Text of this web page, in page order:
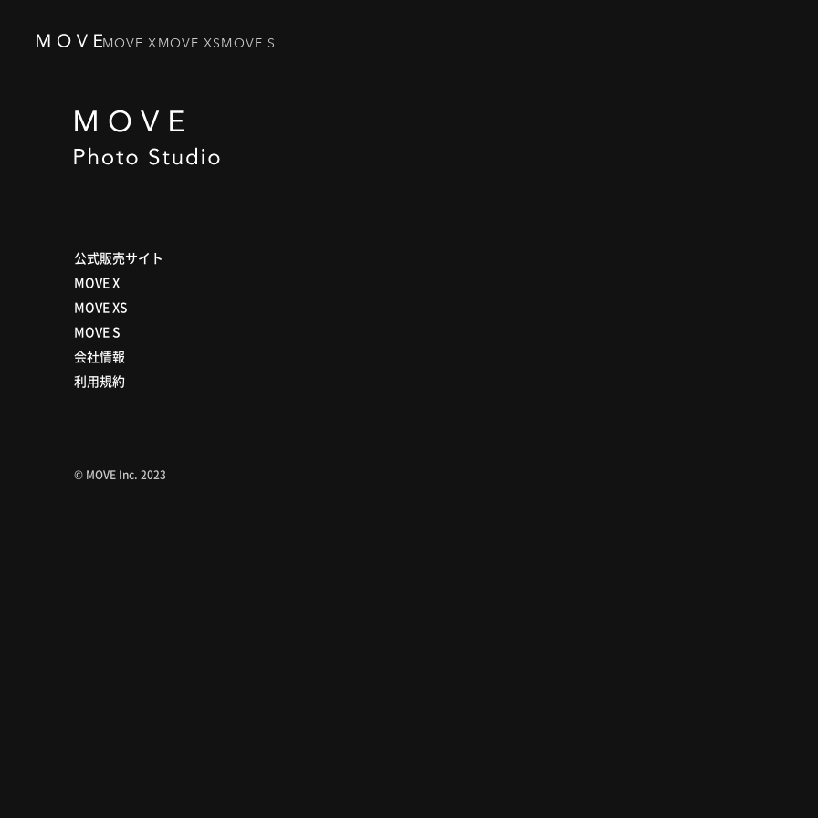
MOVE XMOVE XSMOVE S
公式販売サイト
MOVE X
MOVE XS
MOVE S
会社情報
利用規約
© MOVE Inc. 2023